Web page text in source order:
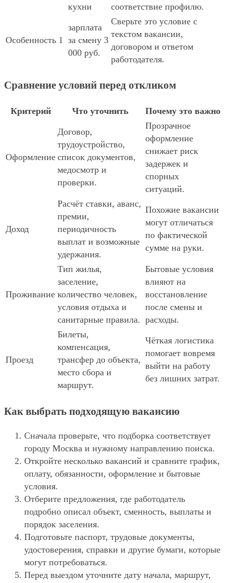
кухни
соответствие профилю.
Особенность 1
зарплата
за смену 3
000 руб.
Сверьте это условие с
текстом вакансии,
договором и ответом
работодателя.
Сравнение условий перед откликом
Критерий Что уточнить Почему это важно
Оформление
Договор,
трудоустройство,
список документов,
медосмотр и
проверки.
Прозрачное
оформление
снижает риск
задержек и
спорных
ситуаций.
Доход
Расчёт ставки, аванс,
премии,
периодичность
выплат и возможные
удержания.
Похожие вакансии
могут отличаться
по фактической
сумме на руки.
Проживание
Тип жилья,
заселение,
количество человек,
условия отдыха и
санитарные правила.
Бытовые условия
влияют на
восстановление
после смены и
расходы.
Проезд
Билеты,
компенсация,
трансфер до объекта,
место сбора и
маршрут.
Чёткая логистика
помогает вовремя
выйти на работу
без лишних затрат.
Как выбрать подходящую вакансию
Сначала проверьте, что подборка соответствует
городу Москва и нужному направлению поиска.
Откройте несколько вакансий и сравните график,
оплату, обязанности, оформление и бытовые
условия.
Отберите предложения, где работодатель
подробно описал объект, сменность, выплаты и
порядок заселения.
Подготовьте паспорт, трудовые документы,
удостоверения, справки и другие бумаги, которые
могут потребоваться.
Перед выездом уточните дату начала, маршрут,